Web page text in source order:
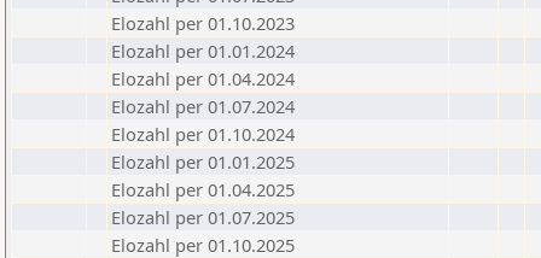
Elozahl per 01.10.2023
Elozahl per 01.01.2024
Elozahl per 01.04.2024
Elozahl per 01.07.2024
Elozahl per 01.10.2024
Elozahl per 01.01.2025
Elozahl per 01.04.2025
Elozahl per 01.07.2025
Elozahl per 01.10.2025